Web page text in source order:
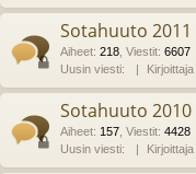
Sotahuuto 2011
Aiheet: 218 Viestit: 6607
Uusin viesti:
Kirjoittaja
Sotahuuto 2010
Aiheet: 157 Viestit: 4428
Uusin viesti:
Kirjoittaja